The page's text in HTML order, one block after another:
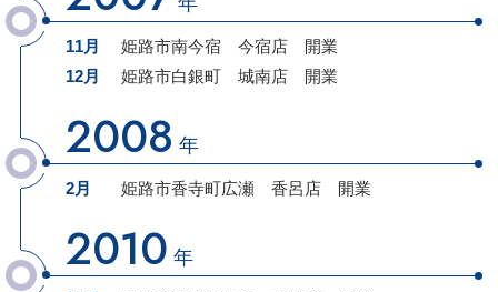
11月 姫路市南今宿 今宿店
開業
12月
姫路市白銀町 城南店 開業
2008 年
2月 姫路市香寺町広瀬 香呂店 開業
2010 年